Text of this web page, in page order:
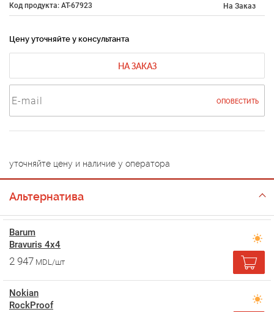
Код продукта: AT-67923 На Заказ
Цену уточняйте у консультанта
НА ЗАКАЗ
ОПОВЕСТИТЬ
уточняйте цену и наличие у оператора
Альтернатива
Barum
Bravuris 4x4
2 947 MDL/шт
Nokian
RockProof